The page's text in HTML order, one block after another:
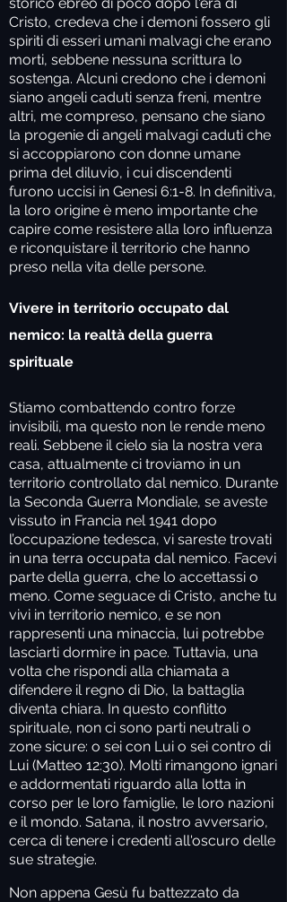
Cristo, credeva che i demoni fossero gli
spiriti di esseri umani malvagi che erano
morti, sebbene nessuna scrittura lo
sostenga. Alcuni credono che i demoni
siano angeli caduti senza freni, mentre
altri, me compreso, pensano che siano
la progenie di angeli malvagi caduti che
si accoppiarono con donne umane
prima del diluvio, i cui discendenti
furono uccisi in Genesi 6:1-8. In definitiva,
la loro origine è meno importante che
capire come resistere alla loro influenza
e riconquistare il territorio che hanno
preso nella vita delle persone.
Vivere in territorio occupato dal
nemico: la realtà della guerra
spirituale
Stiamo combattendo contro forze
invisibili, ma questo non le rende meno
reali. Sebbene il cielo sia la nostra vera
casa, attualmente ci troviamo in un
territorio controllato dal nemico. Durante
la Seconda Guerra Mondiale, se aveste
vissuto in Francia nel 1941 dopo
l’occupazione tedesca, vi sareste trovati
in una terra occupata dal nemico. Facevi
parte della guerra, che lo accettassi o
meno. Come seguace di Cristo, anche tu
vivi in territorio nemico, e se non
rappresenti una minaccia, lui potrebbe
lasciarti dormire in pace. Tuttavia, una
volta che rispondi alla chiamata a
difendere il regno di Dio, la battaglia
diventa chiara. In questo conflitto
spirituale, non ci sono parti neutrali o
zone sicure: o sei con Lui o sei contro di
Lui (Matteo 12:30). Molti rimangono ignari
e addormentati riguardo alla lotta in
corso per le loro famiglie, le loro nazioni
e il mondo. Satana, il nostro avversario,
cerca di tenere i credenti all'oscuro delle
sue strategie.
Non appena Gesù fu battezzato da